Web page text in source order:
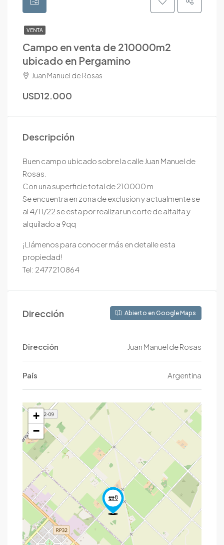
VENTA
Campo en venta de 210000m2
ubicado en Pergamino
Juan Manuel de Rosas
USD12.000
Descripción
Buen campo ubicado sobre la calle Juan Manuel de
Rosas.
Con una superficie total de 210000 m
Se encuentra en zona de exclusion y actualmente se
al 4/11/22 se esta por realizar un corte de alfalfa y
alquilado a 9qq
¡Llámenos para conocer más en detalle esta
propiedad!
Tel: 2477210864
Dirección Abierto en Google Maps
Dirección Juan Manuel de Rosas
País Argentina
+
−